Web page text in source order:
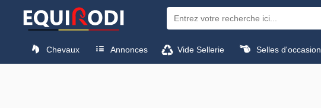
Chevaux Annonces Vide Sellerie Selles d'occasion